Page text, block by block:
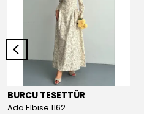
BURCU TESETTÜR
Ada Elbise 1162